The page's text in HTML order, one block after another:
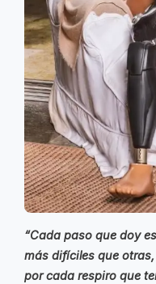
“Cada paso que doy
más difíciles que
por cada respiro que